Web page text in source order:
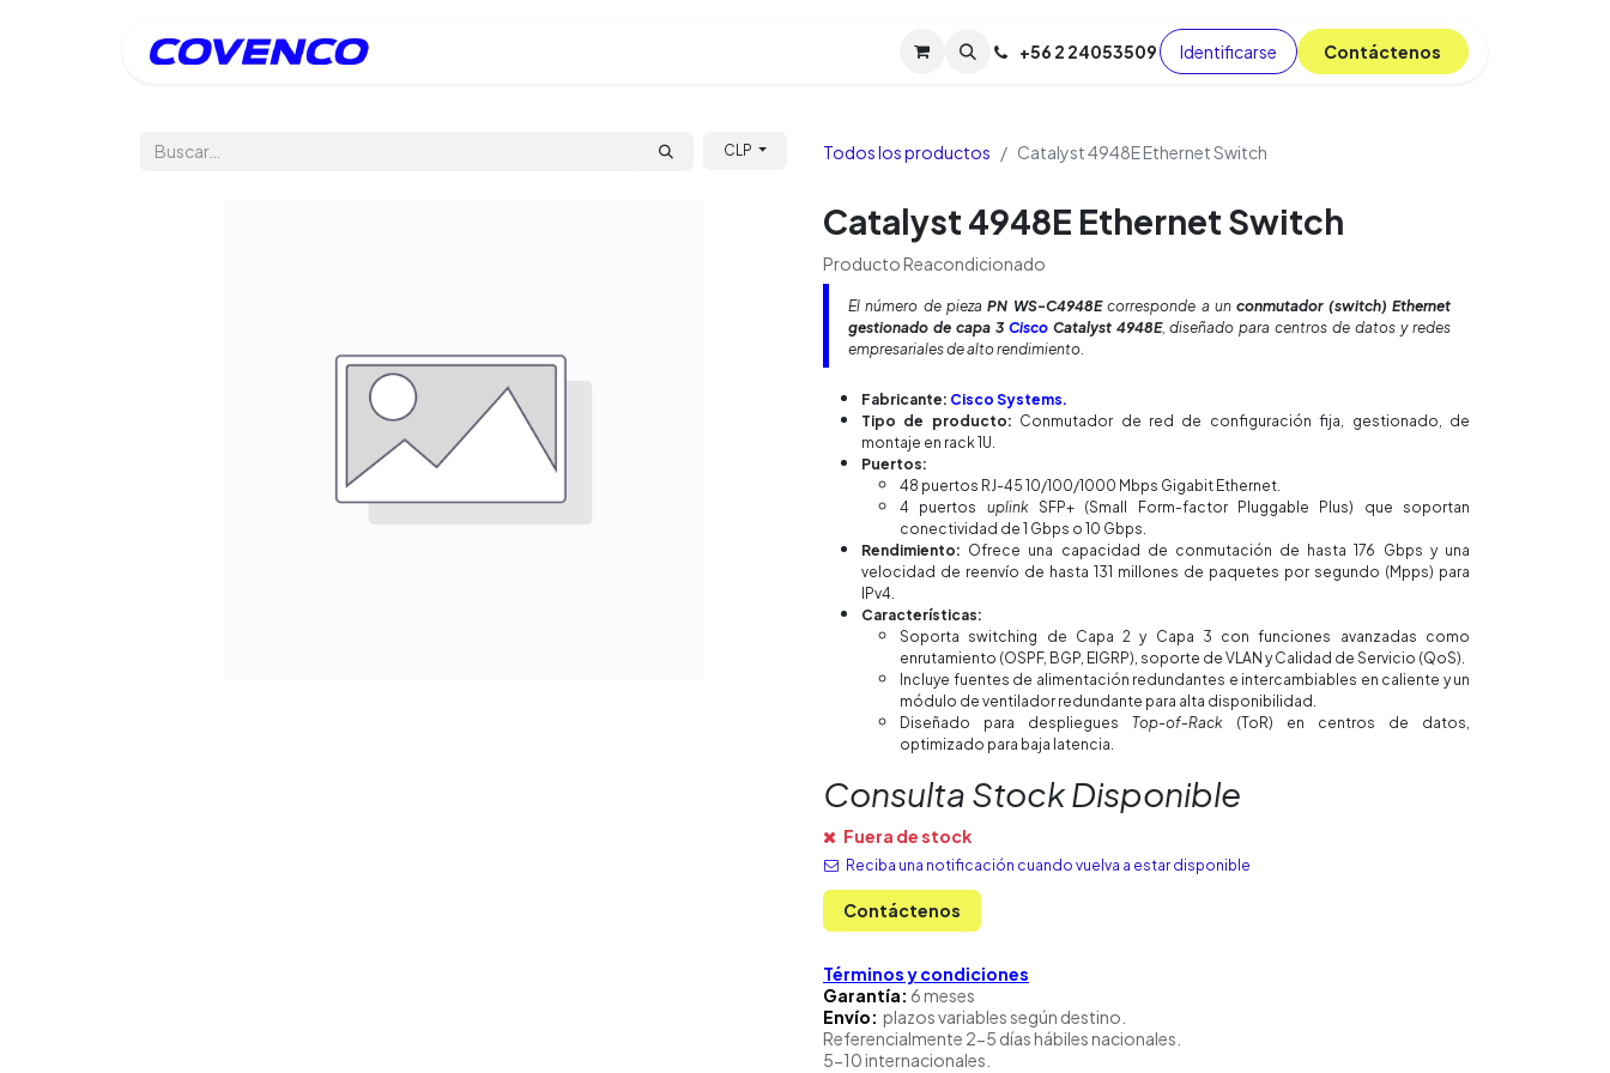
Soporte TPM (CL) Tienda Cursos Blog
+56 2 24053509 Identificarse C​​​​ont​​​​áct​​​​​​en​​​​​​os
CLP Todos los productos Catalyst 4948E Ethernet Switch
Catalyst 4948E Ethernet Switch
Producto Reacondicionado
El número de piezaPN WS-C4948Ecorresponde a unconmutador (switch) Ethernet
gestionado de capa 3 CiscoCatalyst 4948E, diseñado para centros de datos y redes
empresariales de alto rendimiento.
Fabricante: Cisco Systems.
Tipo de producto: Conmutador de red de configuración fija, gestionado, de
montaje en rack 1U.
Puertos:
48 puertos RJ-45 10/100/1000 Mbps Gigabit Ethernet.
4 puertos uplinkSFP+ (Small Form-factor Pluggable Plus) que soportan
conectividad de 1 Gbps o 10 Gbps.
Rendimiento: Ofrece una capacidad de conmutación de hasta 176 Gbps y una
velocidad de reenvío de hasta 131 millones de paquetes por segundo (Mpps) para
IPv4.
Características:
Soporta switching de Capa 2 y Capa 3 con funciones avanzadas como
enrutamiento (OSPF, BGP, EIGRP), soporte de VLAN y Calidad de Servicio (QoS).
Incluye fuentes de alimentación redundantes e intercambiables en caliente y un
módulo de ventilador redundante para alta disponibilidad.
Diseñado para despliegues Top-of-Rack (ToR) en centros de datos,
optimizado para baja latencia.
Consulta Stock Disponible
Fuera de stock
Reciba una notificación cuando vuelva a estar disponible
Contáctenos
Términos y condiciones
Garantía: 6 meses
Envío: plazos variables según destino.
Referencialmente 2-5 días hábiles nacionales.
5-10 internacionales.